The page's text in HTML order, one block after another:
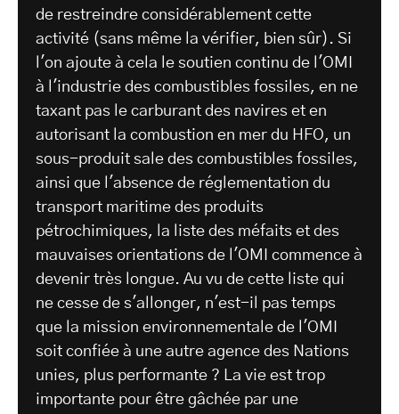
de restreindre considérablement cette
activité (sans même la vérifier, bien sûr). Si
l'on ajoute à cela le soutien continu de l'OMI
à l'industrie des combustibles fossiles, en ne
taxant pas le carburant des navires et en
autorisant la combustion en mer du HFO, un
sous-produit sale des combustibles fossiles,
ainsi que l'absence de réglementation du
transport maritime des produits
pétrochimiques, la liste des méfaits et des
mauvaises orientations de l'OMI commence à
devenir très longue. Au vu de cette liste qui
ne cesse de s'allonger, n'est-il pas temps
que la mission environnementale de l'OMI
soit confiée à une autre agence des Nations
unies, plus performante ? La vie est trop
importante pour être gâchée par une